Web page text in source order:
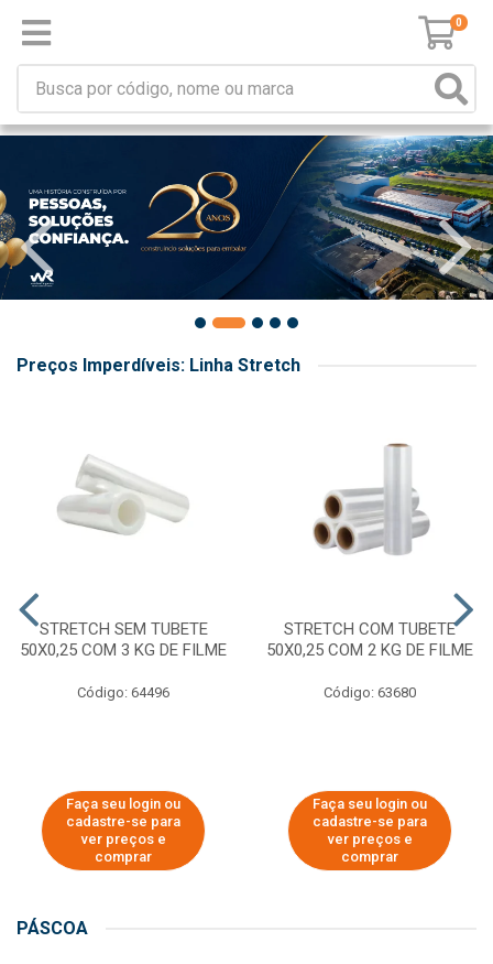
0
Preços Imperdíveis: Linha Stretch
STRETCH SEM TUBETE
50X0,25 COM 3 KG DE FILME
Código: 64496
Faça seu login ou
cadastre-se para
ver preços e
comprar
STRETCH COM TUBETE
50X0,25 COM 2 KG DE FILME
Código: 63680
Faça seu login ou
cadastre-se para
ver preços e
comprar
PÁSCOA